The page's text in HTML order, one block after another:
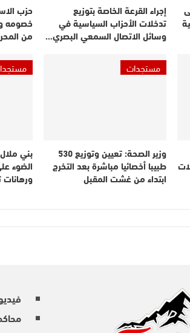
إجراء القرعة الخاصة بتوزيع
تدخلات الأحزاب السياسية في
وسائل الاتصال السمعي البصري…
حزب
خصومه
من
مستجدات
وزير الصحة: تعيين وتوزيع 530
طبيبا أخصائيا مباشرة بعد التخرج
ابتداء من غشت المقبل
بني
الضوء
ورهانات